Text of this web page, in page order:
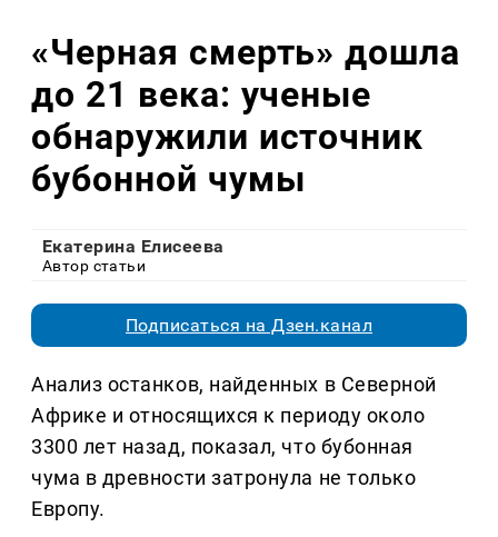
«Черная смерть» дошла
до 21 века: ученые
обнаружили источник
бубонной чумы
Екатерина Елисеева
Автор статьи
Подписаться на Дзен.канал
Анализ останков, найденных в Северной
Африке и относящихся к периоду около
3300 лет назад, показал, что бубонная
чума в древности затронула не только
Европу.